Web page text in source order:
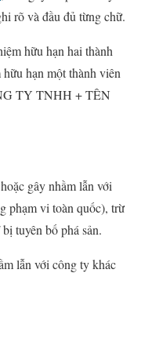
rõ và đầu đủ từng chữ.
hữu hạn hai thành
hạn một thành viên
TY TNHH + TÊN
gây nhầm lẫn với
phạm vi toàn quốc), trừ
tuyên bố phá sản.
lẫn với công ty khác